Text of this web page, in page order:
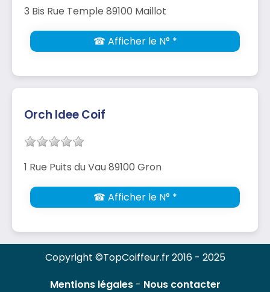
3 Bis Rue Temple 89100 Maillot
☎ Afficher le N° *
Orch Idee Coif
1 Rue Puits du Vau 89100 Gron
☎ Afficher le N° *
Copyright ©TopCoiffeur.fr 2016 - 2025
Mentions légales- Nous contacter